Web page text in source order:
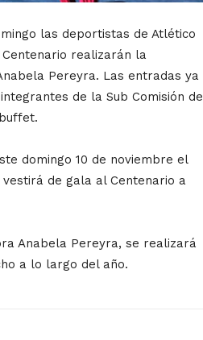
las deportistas de Atlético
realizarán la
Pereyra. Las entradas ya
de la Sub Comisión de
domingo 10 de noviembre el
de gala al Centenario a
Anabela Pereyra, se realizará
a lo largo del año.